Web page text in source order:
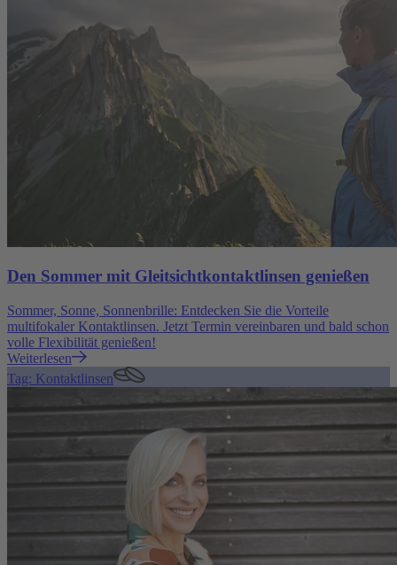
Den Sommer mit Gleitsichtkontaktlinsen genießen
Sommer, Sonne, Sonnenbrille: Entdecken Sie die Vorteile
multifokaler Kontaktlinsen. Jetzt Termin vereinbaren und bald schon
volle Flexibilität genießen!
Weiterlesen
Tag: Kontaktlinsen